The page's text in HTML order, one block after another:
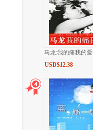
马龙:我的痛我的爱
USD$12.38